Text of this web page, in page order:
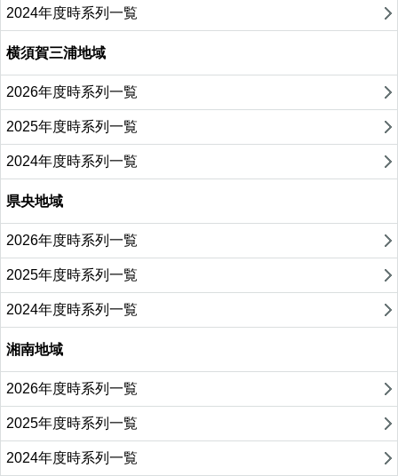
2024年度時系列一覧
横須賀三浦地域
2026年度時系列一覧
2025年度時系列一覧
2024年度時系列一覧
県央地域
2026年度時系列一覧
2025年度時系列一覧
2024年度時系列一覧
湘南地域
2026年度時系列一覧
2025年度時系列一覧
2024年度時系列一覧